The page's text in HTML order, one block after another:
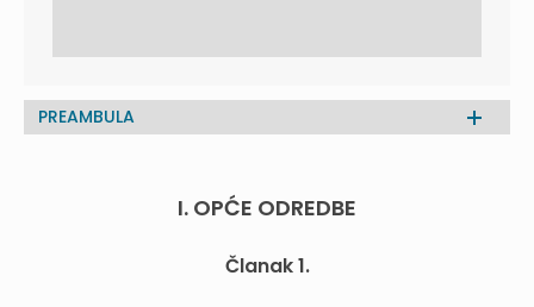
PREAMBULA
I. OPĆE ODREDBE
Članak 1.